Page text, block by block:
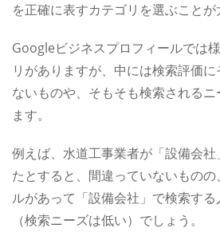
を正確に表すカテゴリを選ぶことが
Googleビジネスプロフィールでは
リがありますが、中には検索評価
ないものや、そもそも検索される
ます。
例えば、水道工事業者が「設備会
たとすると、間違っていないもの
ルがあって「設備会社」で検索す
（検索ニーズは低い）でしょう。